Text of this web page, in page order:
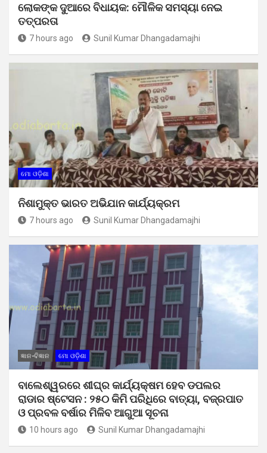
ଲୋକଙ୍କ ଦୁଆରେ ବିଧାୟକ: ମୌଳିକ ସମସ୍ୟା ନେଇ
ତତ୍ପରତା
7 hours ago Sunil Kumar Dhangadamajhi
ମୋ ଓଡ଼ିଶା
ନିଶାମୁକ୍ତ ଭାରତ ଅଭିଯାନ କାର୍ଯ୍ୟକ୍ରମ
7 hours ago Sunil Kumar Dhangadamajhi
ଜ୍ଞାନ-ବିଜ୍ଞାନ ମୋ ଓଡ଼ିଶା
ବାଲେଶ୍ୱରରେ ଶୀଘ୍ର କାର୍ଯ୍ୟକ୍ଷମ ହେବ ଡପଲର
ରାଡାର ଷ୍ଟେସନ : ୨୫୦ କିମି ପରିଧିରେ ବାତ୍ୟା, ବଜ୍ରପାତ
ଓ ପ୍ରବଳ ବର୍ଷାର ମିଳିବ ଆଗୁଆ ସୂଚନା
10 hours ago Sunil Kumar Dhangadamajhi